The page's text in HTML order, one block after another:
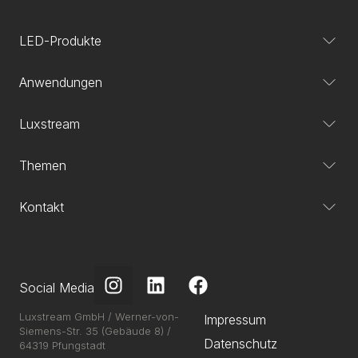
LED-Produkte
Anwendungen
Luxstream
Themen
Kontakt
Social Media
Luxstream GmbH / Werner-von-
Siemens-Str. 35 (Gebäude 8) /
64319 Pfungstadt
Impressum
Datenschutz